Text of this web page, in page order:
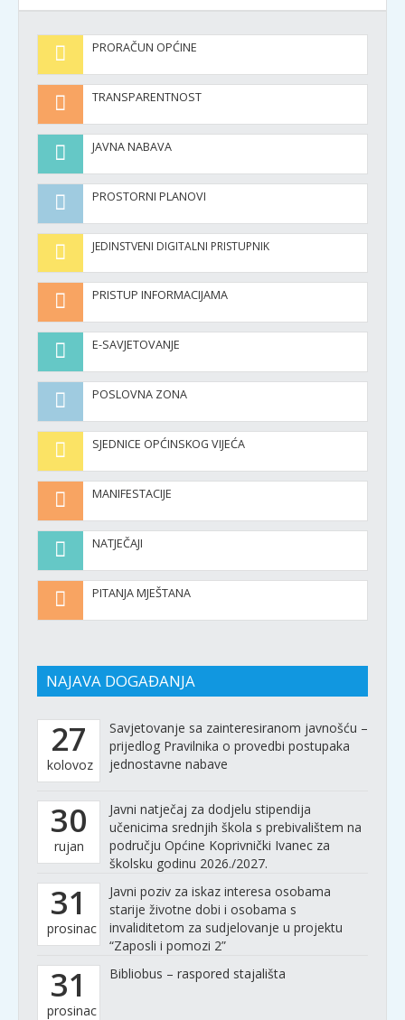
PRORAČUN OPĆINE
TRANSPARENTNOST
JAVNA NABAVA
PROSTORNI PLANOVI
JEDINSTVENI DIGITALNI PRISTUPNIK
PRISTUP INFORMACIJAMA
E-SAVJETOVANJE
POSLOVNA ZONA
SJEDNICE OPĆINSKOG VIJEĆA
MANIFESTACIJE
NATJEČAJI
PITANJA MJEŠTANA
NAJAVA DOGAĐANJA
27
kolovoz
Savjetovanje sa zainteresiranom javnošću –
prijedlog Pravilnika o provedbi postupaka
jednostavne nabave
30
rujan
Javni natječaj za dodjelu stipendija
učenicima srednjih škola s prebivalištem na
području Općine Koprivnički Ivanec za
školsku godinu 2026./2027.
31
prosinac
Javni poziv za iskaz interesa osobama
starije životne dobi i osobama s
invaliditetom za sudjelovanje u projektu
“Zaposli i pomozi 2”
31
prosinac
Bibliobus – raspored stajališta